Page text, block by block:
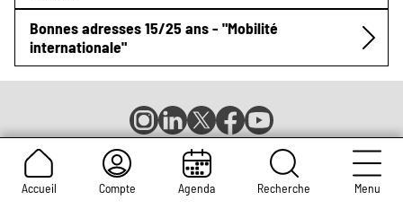
Accueil Compte Agenda Recherche Menu
Bonnes adresses 15/25 ans - "Mobilité
internationale"
Réseaux
Compte
Instagram
de
la
ville
Compte
LinkedIn
ville
Compte
X
de
la
ville
Page
Facebook
Page
YouTube
ville
Mentions légales Contact
Espace presse
Newsletters
Emplois et stages
Charte graphique
Marchés publics